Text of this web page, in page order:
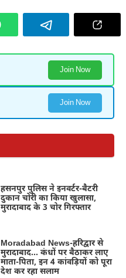
Join Now
Join Now
हसनपुर पुलिस ने इनवर्टर-बैटरी
दुकान चोरी का किया खुलासा,
मुरादाबाद के 3 चोर गिरफ्तार
Moradabad News-हरिद्वार से
मुरादाबाद… कंधों पर बैठाकर लाए
माता-पिता, इन 4 कांवड़ियों को पूरा
देश कर रहा सलाम